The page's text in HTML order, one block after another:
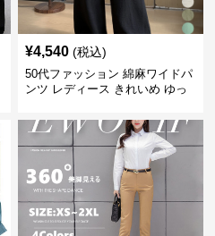
¥4,540 (税込)
50代ファッション 綿麻ワイドパ
ンツ レディース きれいめ ゆっ